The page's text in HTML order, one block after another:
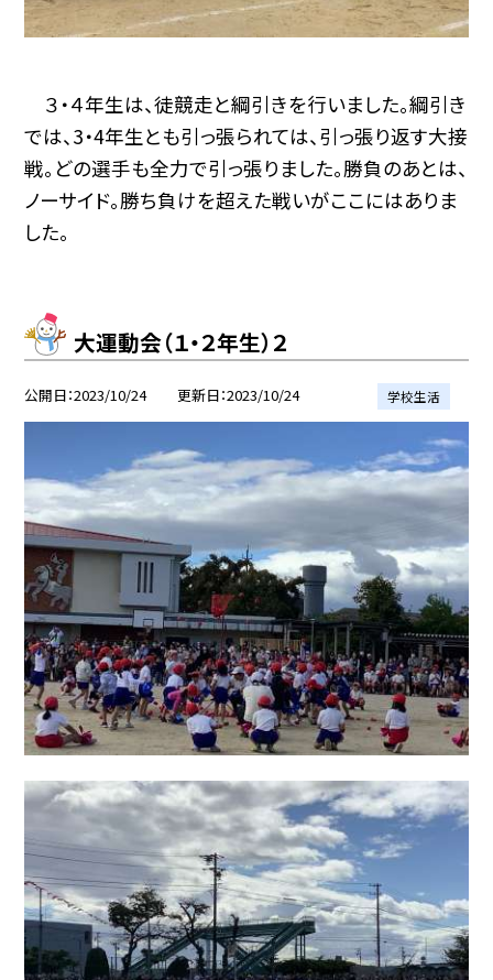
３・４年生は、徒競走と綱引きを行いました。綱引き
では、3・4年生とも引っ張られては、引っ張り返す大接
戦。どの選手も全力で引っ張りました。勝負のあとは、
ノーサイド。勝ち負けを超えた戦いがここにはありま
した。
大運動会（１・２年生）２
公開日 2023/10/24 更新日 2023/10/24 学校生活